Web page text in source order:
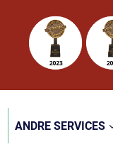
ANDRE SERVICES